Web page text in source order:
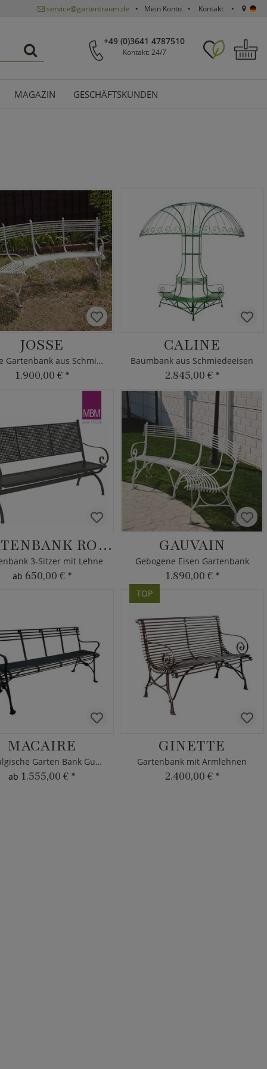
service@gartentraum.de Mein Konto Kontakt
+49 (0)3641 4787510
Kontakt: 24/7
MAGAZIN GESCHÄFTSKUNDEN
JOSSE
Antike Gartenbank aus Schmiedeeisen
1.900,00 € *
CALINE
Baumbank aus Schmiedeeisen
2.845,00 € *
GARTENBANK ROMEO
3-Sitzer mit Lehne
ab 650,00 € *
GAUVAIN
Gebogene Eisen Gartenbank
1.890,00 € *
MACAIRE
Nostalgische Garten Bank Gusseisen
ab 1.555,00 € *
TOP
GINETTE
Gartenbank mit Armlehnen
2.400,00 € *